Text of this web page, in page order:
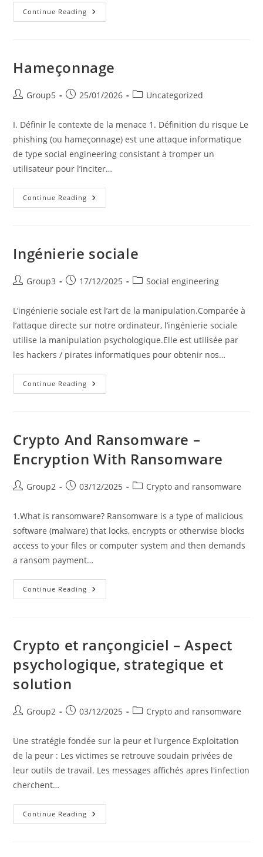
Continue Reading Phishing
Hameçonnage
PostGroup5
Post25/01/2026
PostUncategorized
I. Définir le contexte de la menace 1️. Définition du risque Le
phishing (ou hameçonnage) est une attaque informatique
de type social engineering consistant à tromper un
utilisateur pour l’inciter…
Continue Reading Hameçonnage
Ingénierie sociale
PostGroup3
Post17/12/2025
PostSocial engineering
L’ingénierie sociale est l’art de la manipulation.Comparée à
l’attaque directe sur notre ordinateur, l’ingénierie sociale
utilise la manipulation psychologique.Elle est utilisée par
les hackers / pirates informatiques pour obtenir nos…
Continue Reading Ingénierie
Sociale
Crypto And Ransomware –
Encryption With Ransomware
PostGroup2
Post03/12/2025
PostCrypto and ransomware
1.What is ransomware? Ransomware is a type of malicious
software (malware) that locks, encrypts or otherwise blocks
access to your files or computer system and then demands
a ransom payment…
Continue Reading Crypto
And
Ransomware
Crypto et rançongiciel – Aspect
psychologique, strategique et
solution
PostGroup2
Post03/12/2025
PostCrypto and ransomware
Une stratégie fondée sur la peur et l'urgence Exploitation
de la peur : Les victimes se retrouve soudain privées de
leur outils de travail. Les messages affichés apres l'infection
cherchent…
Continue Reading Crypto
Et